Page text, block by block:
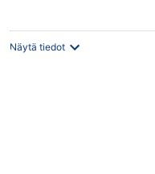
Näytä tiedot